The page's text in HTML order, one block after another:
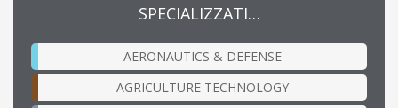
SPECIALIZZATI…
AERONAUTICS & DEFENSE
AGRICULTURE TECHNOLOGY